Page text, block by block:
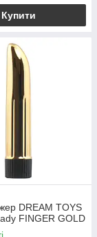
Купити
DREAM TOYS
FINGER GOLD